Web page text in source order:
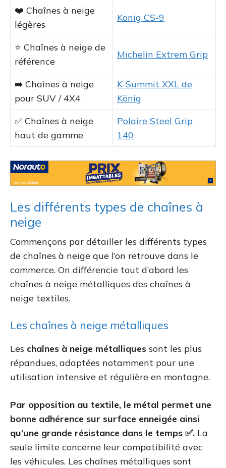
❤️ Chaînes à neige
légères
König CS-9
⭐ Chaînes à neige de
référence
Michelin Extrem Grip
➡️ Chaînes à neige
pour SUV / 4X4
K-Summit XXL de
König
✅ Chaînes à neige
haut de gamme
Polaire Steel Grip
140
Les différents types de chaînes à
neige
Commençons par détailler les différents types
de chaînes à neige que l’on retrouve dans le
commerce. On différencie tout d’abord les
chaînes à neige métalliques des chaînes à
neige textiles.
Les chaînes à neige métalliques
Les chaînes à neige métalliques sont les plus
répandues, adaptées notamment pour une
utilisation intensive et régulière en montagne.
Par opposition au textile, le métal permet une
bonne adhérence sur surface enneigée ainsi
qu’une grande résistance dans le temps ✅. La
seule limite concerne leur compatibilité avec
les véhicules. Les chaînes métalliques sont